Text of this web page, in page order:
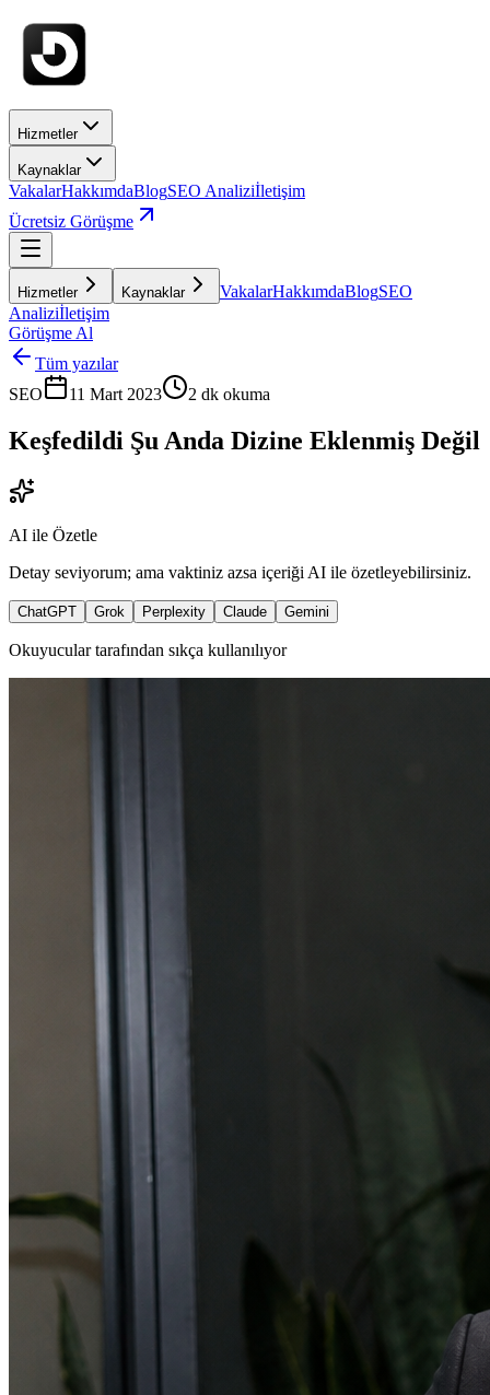
Hizmetler
Kaynaklar
VakalarHakkımdaBlogSEO Analiziİletişim
Ücretsiz Görüşme
Hizmetler Kaynaklar VakalarHakkımdaBlogSEO
Analiziİletişim
Görüşme Al
Tüm yazılar
SEO
11 Mart 2023 2 dk okuma
Keşfedildi Şu Anda Dizine Eklenmiş Değil
AI ile Özetle
Detay seviyorum; ama vaktiniz azsa içeriği AI ile özetleyebilirsiniz.
ChatGPT Grok Perplexity Claude Gemini
Okuyucular tarafından sıkça kullanılıyor